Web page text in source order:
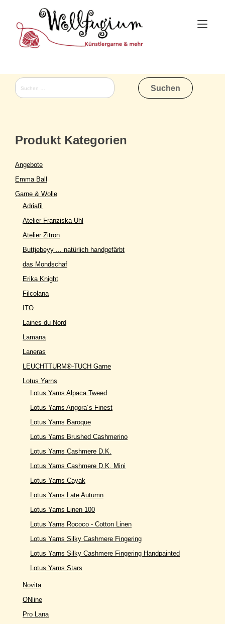
content
Suchen
nach:
Produkt Kategorien
Angebote
Emma Ball
Garne & Wolle
Adriafil
Atelier Franziska Uhl
Atelier Zitron
Buttjebeyy ... natürlich handgefärbt
das Mondschaf
Erika Knight
Filcolana
ITO
Laines du Nord
Lamana
Laneras
LEUCHTTURM®-TUCH Garne
Lotus Yarns
Lotus Yarns Alpaca Tweed
Lotus Yarns Angora´s Finest
Lotus Yarns Baroque
Lotus Yarns Brushed Cashmerino
Lotus Yarns Cashmere D.K.
Lotus Yarns Cashmere D.K. Mini
Lotus Yarns Cayak
Lotus Yarns Late Autumn
Lotus Yarns Linen 100
Lotus Yarns Rococo - Cotton Linen
Lotus Yarns Silky Cashmere Fingering
Lotus Yarns Silky Cashmere Fingering Handpainted
Lotus Yarns Stars
Novita
ONline
Pro Lana